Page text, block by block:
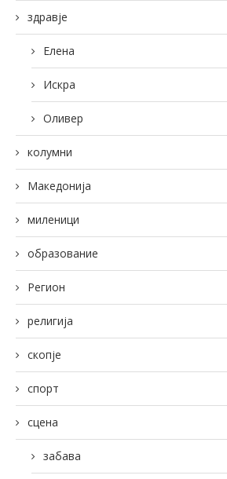
здравје
Елена
Искра
Оливер
колумни
Македонија
миленици
образование
Регион
религија
скопје
спорт
сцена
забава